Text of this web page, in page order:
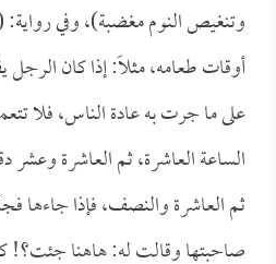
وتنغيص النوم مغضبة)، وفي
أوقات طعامه، مثلاً: إذا كان الرجل
على ما جرت به عادة الناس، فلا
الساعة العاشرة، ثم العاشرة وعشر
ثم العاشرة والنصف، فإذا جاءها
صاحبتها وقالت له: هاهنا جئت؟!